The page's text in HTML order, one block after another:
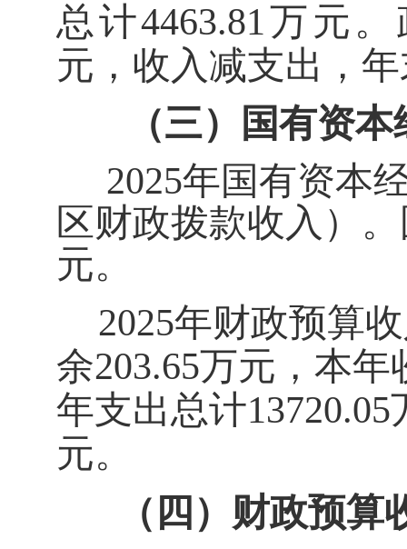
总计4463.81万元。
元，收入减支出，
（三）
国有资
2025年国有资本
区财政拨款收入）
元。
2025年财政预算
余203.65万元，本年
年支出总计13720.05
元。
（四）财政预算